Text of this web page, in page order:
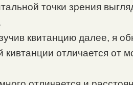
точки зрения
квитанцию далее, я
кивтанции отличается от